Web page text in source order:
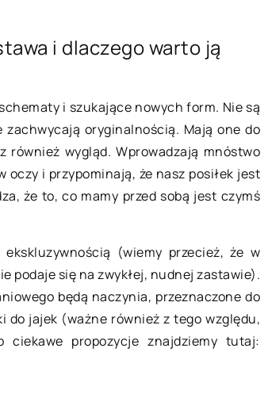
i dlaczego warto ją
i szukające nowych form. Nie są
oryginalnością. Mają one do
wygląd. Wprowadzają mnóstwo
i przypominają, że nasz posiłek jest
że to, co mamy przed sobą jest czymś
(wiemy przecież, że w
podaje się na zwykłej, nudnej zastawie).
będą naczynia, przeznaczone do
do jajek (ważne również z tego względu,
propozycje znajdziemy tutaj:
18 maja 2020
Jak wyglądają spływy kajakowe
Spływy kajakowe cieszą się w
bardzo dużą popularnością. Nic
dziwnego – są świetną atrakcją dla
rodzin, wycieczek szkolnych, a […]